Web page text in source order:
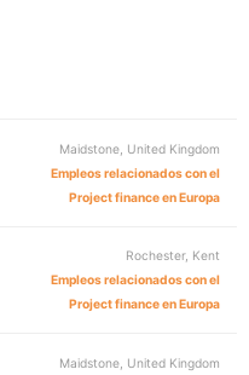
Maidstone, United Kingdom
Empleos relacionados con el
Project finance en Europa
Rochester, Kent
Empleos relacionados con el
Project finance en Europa
Maidstone, United Kingdom